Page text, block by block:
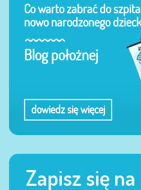
Co warto zabrać do
nowo narodzonego
Blog położnej
dowiedz się więcej
Zapisz się